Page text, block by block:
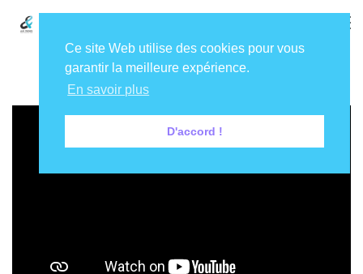
Ce site Web utilise des cookies pour vous
garantir la meilleure expérience.
En savoir plus
D'accord !